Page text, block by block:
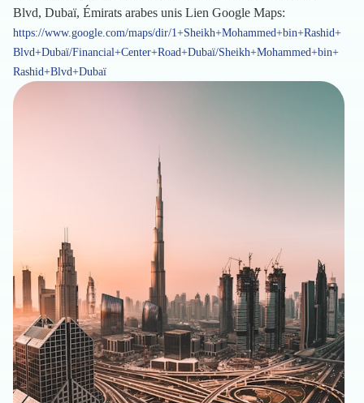
Blvd, Dubaï, Émirats arabes unis Lien Google Maps:
https://www.google.com/maps/dir/1+Sheikh+Mohammed+bin+Rashid+
Blvd+Dubaï/Financial+Center+Road+Dubaï/Sheikh+Mohammed+bin+
Rashid+Blvd+Dubaï